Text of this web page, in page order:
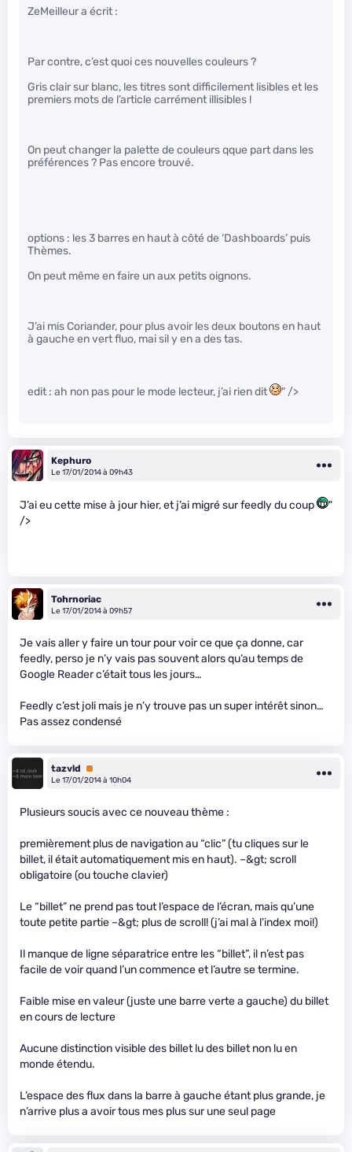
ZeMeilleur a écrit :
Par contre, c’est quoi ces nouvelles couleurs ?
Gris clair sur blanc, les titres sont difficilement lisibles et les
premiers mots de l’article carrément illisibles !
On peut changer la palette de couleurs qque part dans les
préférences ? Pas encore trouvé.
options : les 3 barres en haut à côté de ‘Dashboards’ puis
Thèmes.
On peut même en faire un aux petits oignons.
J’ai mis Coriander, pour plus avoir les deux boutons en haut
à gauche en vert fluo, mai sil y en a des tas.
edit : ah non pas pour le mode lecteur, j’ai rien dit " />
Kephuro
Le 17/01/2014 à 09h43
J’ai eu cette mise à jour hier, et j’ai migré sur feedly du coup
"
/>
Tohrnoriac
Le 17/01/2014 à 09h57
Je vais aller y faire un tour pour voir ce que ça donne, car
feedly, perso je n’y vais pas souvent alors qu’au temps de
Google Reader c’était tous les jours…
Feedly c’est joli mais je n’y trouve pas un super intérêt sinon…
Pas assez condensé
tazvld
Premium
Le 17/01/2014 à 10h04
Plusieurs soucis avec ce nouveau thème :
premièrement plus de navigation au “clic” (tu cliques sur le
billet, il était automatiquement mis en haut). –&gt; scroll
obligatoire (ou touche clavier)
Le “billet” ne prend pas tout l’espace de l’écran, mais qu’une
toute petite partie –&gt; plus de scroll! (j’ai mal à l’index moi!)
Il manque de ligne séparatrice entre les “billet”, il n’est pas
facile de voir quand l’un commence et l’autre se termine.
Faible mise en valeur (juste une barre verte a gauche) du billet
en cours de lecture
Aucune distinction visible des billet lu des billet non lu en
monde étendu.
L’espace des flux dans la barre à gauche étant plus grande, je
n’arrive plus a avoir tous mes plus sur une seul page